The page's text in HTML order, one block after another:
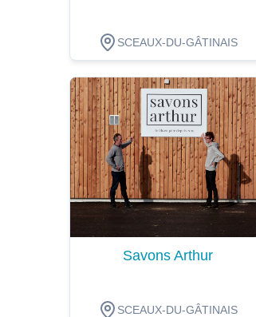
SCEAUX-DU-GÂTINAIS
Dégustation
Savons Arthur
SCEAUX-DU-GÂTINAIS